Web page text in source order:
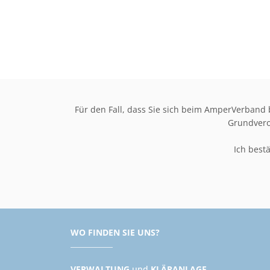
Für den Fall, dass Sie sich beim
Ich
WO FINDEN SIE UNS?